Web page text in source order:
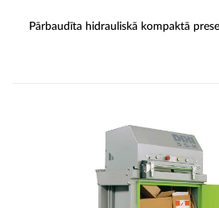
Pārbaudīta hidrauliskā kompaktā